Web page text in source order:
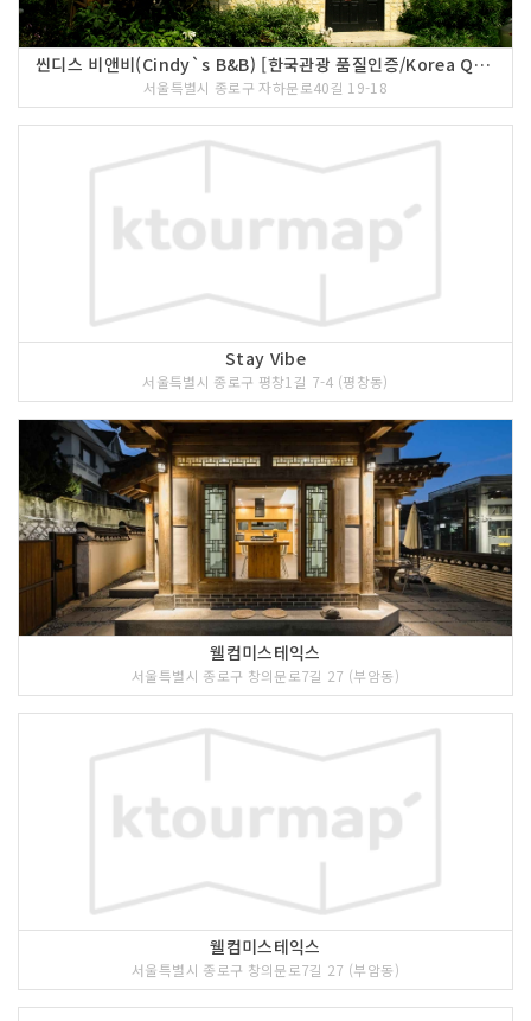
씬디스 비앤비(Cindy`s B&B) [한국관광 품질인증/Korea Quality]
서울특별시 종로구 자하문로40길 19-18
Stay Vibe
서울특별시 종로구 평창1길 7-4 (평창동)
웰컴미스테익스
서울특별시 종로구 창의문로7길 27 (부암동)
웰컴미스테익스
서울특별시 종로구 창의문로7길 27 (부암동)